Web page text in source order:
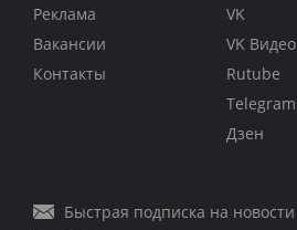
Реклама
Вакансии
Контакты
VK
VK Видео
Rutube
Telegram
Дзен
Быстрая подписка на новости